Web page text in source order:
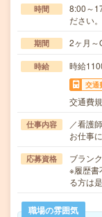
時間
8:00～
ださい。
期間 2ヶ月～
時給 時給
交通
交通費
仕事内容
／看護
お仕事
応募資格
ブラン
※履歴書
る方は
職場の雰囲気